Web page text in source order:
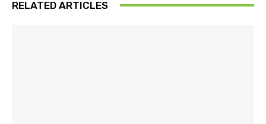
RELATED ARTICLES